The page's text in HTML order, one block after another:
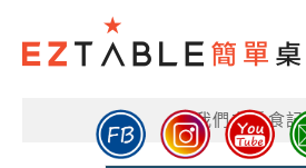
我們在愛食記